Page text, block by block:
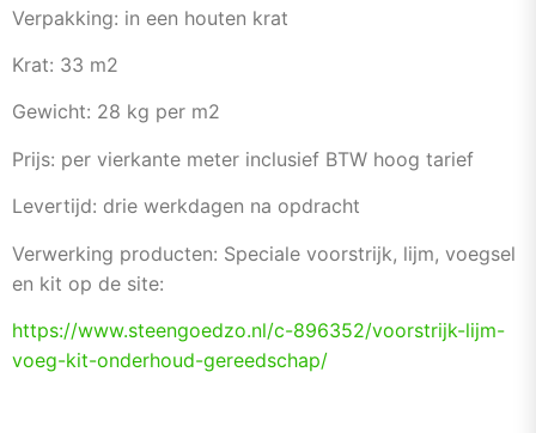
Verpakking: in een houten krat
Krat: 33 m2
Gewicht: 28 kg per m2
Prijs: per vierkante meter inclusief BTW hoog tarief
Levertijd: drie werkdagen na opdracht
Verwerking producten: Speciale voorstrijk, lijm, voegsel
en kit op de site:
https://www.steengoedzo.nl/c-896352/voorstrijk-lijm-
voeg-kit-onderhoud-gereedschap/